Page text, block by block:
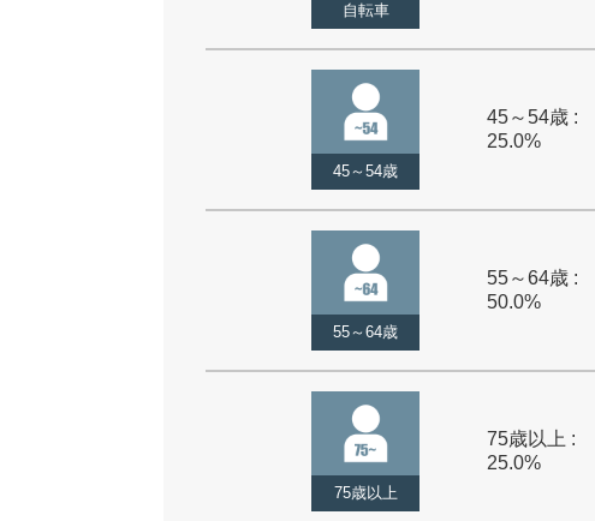
自転車
45～54歳
45～54歳 :
25.0%
55～64歳
55～64歳 :
50.0%
75歳以上
75歳以上 :
25.0%